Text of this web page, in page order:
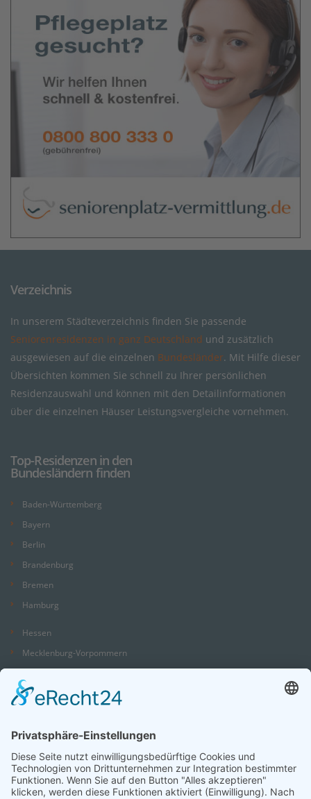
Verzeichnis
In unserem Städteverzeichnis finden Sie passende
Seniorenresidenzen in ganz Deutschland und zusätzlich
ausgewiesen auf die einzelnen Bundesländer. Mit Hilfe dieser
Übersichten kommen Sie schnell zu Ihrer persönlichen
Residenzauswahl und können mit den Detailinformationen
über die einzelnen Häuser Leistungsvergleiche vornehmen.
Top-Residenzen in den
Bundesländern finden
Baden-Württemberg
Bayern
Berlin
Brandenburg
Bremen
Hamburg
Hessen
Mecklenburg-Vorpommern
Nordrhein-Westfalen
Saarland
Sachsen
Sachsen-Anhalt